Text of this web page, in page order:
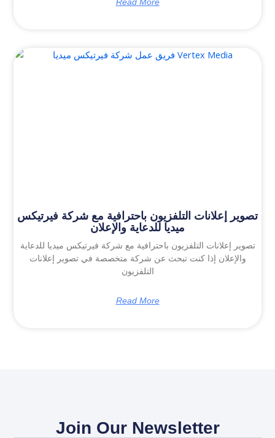
تصوير إعلانات التلفزيون باحترافية مع شركة فيرتيكس
ميديا للدعاية والإعلان
تصوير إعلانات التلفزيون باحترافية مع شركة فيرتيكس ميديا للدعاية
والإعلان إذا كنت تبحث عن شركة متخصصة في تصوير إعلانات
التلفزيون
Read More
Join Our Newsletter